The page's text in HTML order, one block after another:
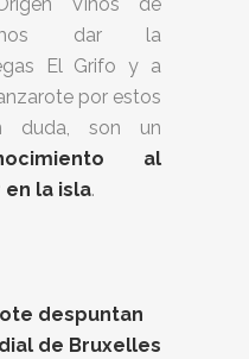
dar la
El Grifo y a
por estos
duda, son un
al
la isla.
despuntan
de Bruxelles